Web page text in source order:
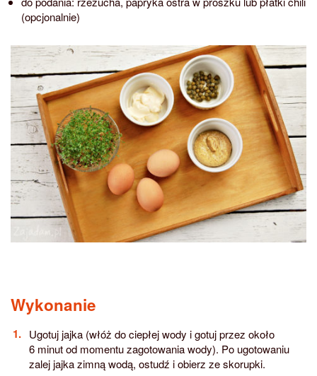
(opcjonalnie)
Wykonanie
Ugotuj jajka (włóż do ciepłej wody i gotuj przez około
6 minut od momentu zagotowania wody). Po ugotowaniu
zalej jajka zimną wodą, ostudź i obierz ze skorupki.